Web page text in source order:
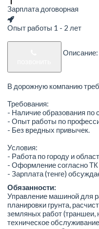
Зарплата договорная
Опыт работы 1 - 2 лет
Описание:
В дорожную компанию
Требования:
- Наличие образования по
- Опыт работы по
- Без вредных привычек.
Условия:
- Работа по городу и
- Оформление согласно
- Зарплата (тенге)
Обязанности:
Управление машиной для
планировки грунта,
земляных работ (траншеи,
техническое